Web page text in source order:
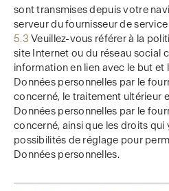
sont transmises depuis votre
serveur du fournisseur de
5.3 Veuillez-vous référer à la
site Internet ou du réseau social
information en lien avec le but et
Données personnelles par le
concerné, le traitement ultérieur
Données personnelles par le
concerné, ainsi que les droits qui
possibilités de réglage pour
Données personnelles.